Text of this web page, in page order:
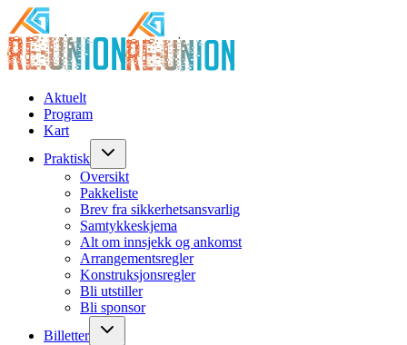
Aktuelt
Program
Kart
Praktisk
Oversikt
Pakkeliste
Brev fra sikkerhetsansvarlig
Samtykkeskjema
Alt om innsjekk og ankomst
Arrangementsregler
Konstruksjonsregler
Bli utstiller
Bli sponsor
Billetter